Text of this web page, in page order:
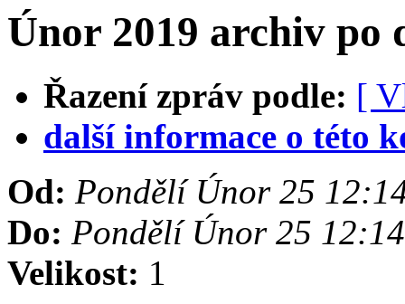
Únor 2019 archiv po
Řazení zpráv podle: [
další informace o této
Od: Pondělí Únor 25
Do: Pondělí Únor 25
Velikost: 1